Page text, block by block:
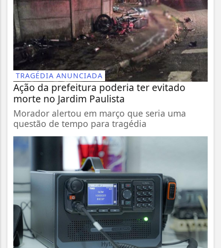
TRAGÉDIA ANUNCIADA
Ação da prefeitura poderia ter evitado
morte no Jardim Paulista
Morador alertou em março que seria uma
questão de tempo para tragédia